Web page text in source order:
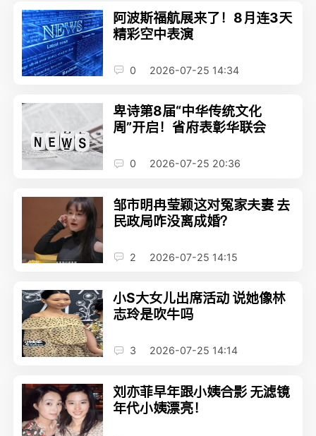
阿波斯福航展来了！8月连3天
精彩空中表演
0 2026-07-25 14:34
卑诗第8届“中华传统文化
周”开启！省府表彰华联会
0 2026-07-25 20:36
邹市明冉莹颖这对冤家夫妻 去
民政局咋没离成婚？
2 2026-07-25 14:15
小S大女儿出席活动 说她像林
志玲是吹牛吗
3 2026-07-25 14:14
刘亦菲早年跟小姨合影 无滤镜
年代小姨漂亮！